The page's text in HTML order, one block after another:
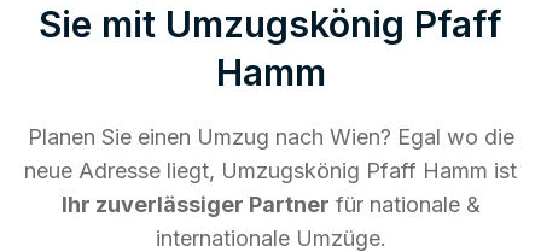
Sie mit Umzugskönig Pfaff
Hamm
Planen Sie einen Umzug nach Wien? Egal wo die
neue Adresse liegt, Umzugskönig Pfaff Hamm ist
Ihr zuverlässiger Partner für nationale &
internationale Umzüge.